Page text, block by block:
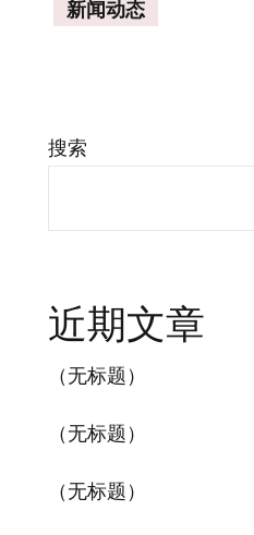
新闻动态
搜索
近期文章
（无标题）
（无标题）
（无标题）